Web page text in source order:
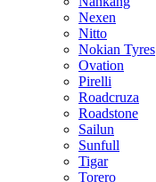
Nexen
Nitto
Nokian Tyres
Ovation
Pirelli
Roadcruza
Roadstone
Sailun
Sunfull
Tigar
Torero